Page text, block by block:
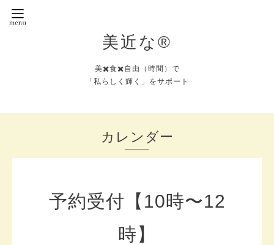
美近な®︎
美✖️食✖️自由（時間）で
「私らしく輝く」をサポート
カレンダー
予約受付【10時〜12
時】